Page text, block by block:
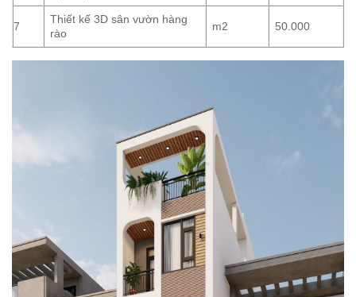
7
Thiết kế 3D sân vườn hàng
rào
m2 50.000